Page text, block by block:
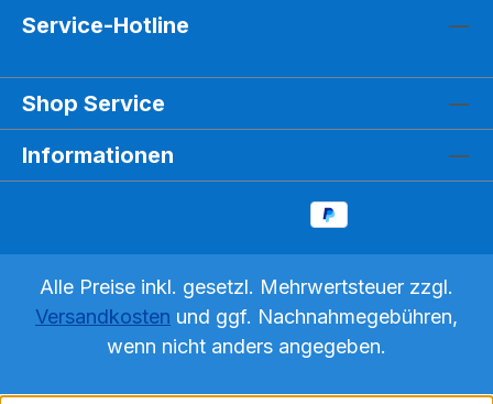
Service-Hotline
Shop Service
Informationen
Alle Preise inkl. gesetzl. Mehrwertsteuer zzgl.
Versandkosten und ggf. Nachnahmegebühren,
wenn nicht anders angegeben.